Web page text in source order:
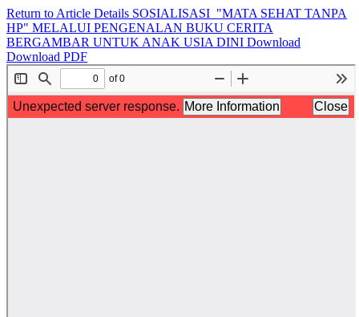
Return to Article Details SOSIALISASI "MATA SEHAT TANPA
HP" MELALUI PENGENALAN BUKU CERITA
BERGAMBAR UNTUK ANAK USIA DINI Download
Download PDF